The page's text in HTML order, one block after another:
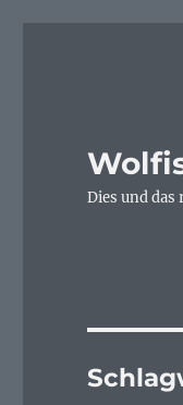
Dies und